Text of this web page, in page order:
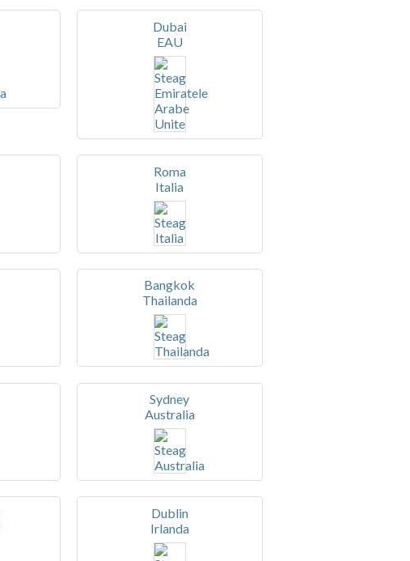
Dubai
EAU
Roma
Italia
Bangkok
Thailanda
Sydney
Australia
Dublin
Irlanda